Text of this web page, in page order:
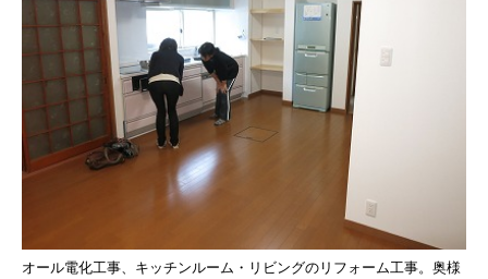
オール電化工事、キッチンルーム・リビングのリフォーム工事。 奥様